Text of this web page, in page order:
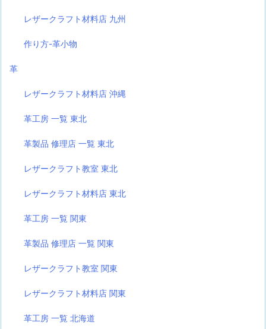
レザークラフト材料店 九州
作り方-革小物
革
レザークラフト材料店 沖縄
革工房 一覧 東北
革製品 修理店 一覧 東北
レザークラフト教室 東北
レザークラフト材料店 東北
革工房 一覧 関東
革製品 修理店 一覧 関東
レザークラフト教室 関東
レザークラフト材料店 関東
革工房 一覧 北海道